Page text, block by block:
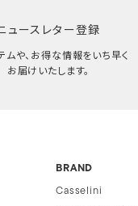
ュースレター登録
ムや、お得な情報をいち早く
お届けいたします。
BRAND
Casselini